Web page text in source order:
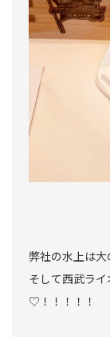
弊社の水上は大
そして西武ラ
♡！！！！！